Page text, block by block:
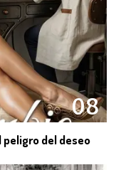
08
peligro del deseo